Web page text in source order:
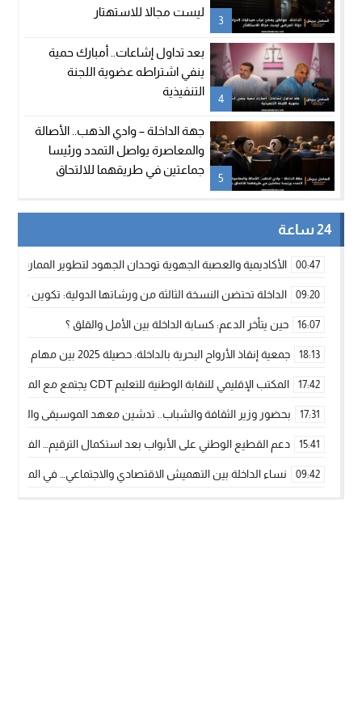
3
ليست مجالا للاستهتار
4
بعد تداول إشاعات.. أمبارك حمية
ينفي اشتراطه عضوية اللجنة
التنفيذية
5
جهة الداخلة – وادي الذهب.. الأصالة
والمعاصرة يواصل التمدد ورئيسا
جماعتين في طريقهما للالتحاق
24 ساعة
00:47 الأكاديمية والعصبة الجهوية توحدان الجهود لتطوير الممارسة
09:20 الداخلة تحتضن النسخة الثالثة من ورشاتها الدولية: تكوين
16:07 حين يتأخر الدعم: كسابة الداخلة بين الأمل والقلق ؟
18:13 جمعية إنقاذ الأرواح البحرية بالداخلة: حصيلة 2025 بين مهام الإنقاذ ومشروع “دار البحار”
17:42 المكتب الإقليمي للنقابة الوطنية للتعليم CDT يجتمع مع المدير الإقليمي لمناقشة ملفات جوهرية لنساء ورجال التعليم
17:31 بحضور وزير الثقافة والشباب.. تدشين معهد الموسيقى والفنون
15:41 دعم القطيع الوطني على الأبواب بعد استكمال الترقيم…
09:42 نساء الداخلة بين التهميش الاقتصادي والاجتماعي… في المؤسسات